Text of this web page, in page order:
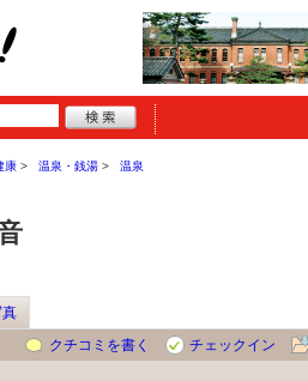
康 温泉・銭湯 温泉
クチコミを書く
チェックイン